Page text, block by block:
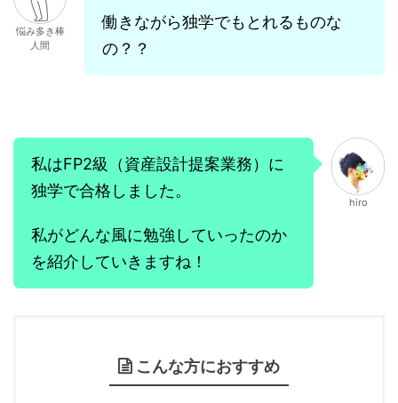
悩み多き棒
人間
働きながら独学でもとれるものな
の？？
私はFP2級（資産設計提案業務）に
独学で合格しました。
私がどんな風に勉強していったのか
を紹介していきますね！
hiro
こんな方におすすめ